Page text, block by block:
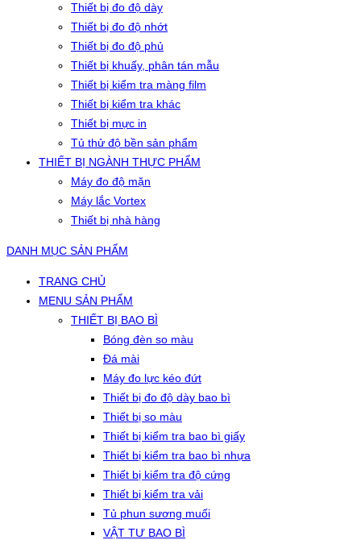
Thiết bị đo độ dày
Thiết bị đo độ nhớt
Thiết bị đo độ phủ
Thiết bị khuấy, phân tán mẫu
Thiết bị kiểm tra màng film
Thiết bị kiểm tra khác
Thiết bị mực in
Tủ thử độ bền sản phẩm
THIẾT BỊ NGÀNH THỰC PHẨM
Máy đo độ mặn
Máy lắc Vortex
Thiết bị nhà hàng
DANH MỤC SẢN PHẨM
TRANG CHỦ
MENU SẢN PHẨM
THIẾT BỊ BAO BÌ
Bóng đèn so màu
Đá mài
Máy đo lực kéo đứt
Thiết bị đo độ dày bao bì
Thiết bị so màu
Thiết bị kiểm tra bao bì giấy
Thiết bị kiểm tra bao bì nhựa
Thiết bị kiểm tra độ cứng
Thiết bị kiểm tra vải
Tủ phun sương muối
VẬT TƯ BAO BÌ